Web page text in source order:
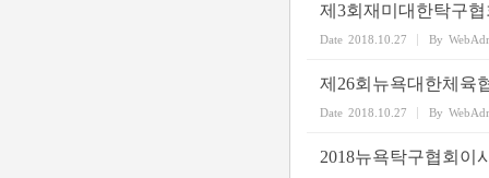
제3회재미대한탁구
Date 2018.10.27 By
제26회뉴욕대한체육
Date 2018.10.27 By
2018뉴욕탁구협회이